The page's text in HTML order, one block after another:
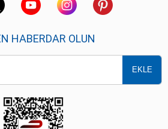
HABERDAR OLUN